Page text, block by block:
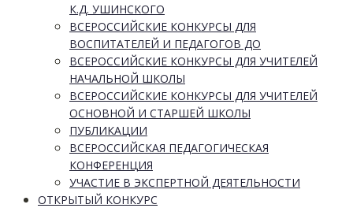
К.Д. УШИНСКОГО
ВСЕРОССИЙСКИЕ КОНКУРСЫ ДЛЯ
ВОСПИТАТЕЛЕЙ И ПЕДАГОГОВ ДО
ВСЕРОССИЙСКИЕ КОНКУРСЫ ДЛЯ УЧИТЕЛЕЙ
НАЧАЛЬНОЙ ШКОЛЫ
ВСЕРОССИЙСКИЕ КОНКУРСЫ ДЛЯ УЧИТЕЛЕЙ
ОСНОВНОЙ И СТАРШЕЙ ШКОЛЫ
ПУБЛИКАЦИИ
ВСЕРОССИЙСКАЯ ПЕДАГОГИЧЕСКАЯ
КОНФЕРЕНЦИЯ
УЧАСТИЕ В ЭКСПЕРТНОЙ ДЕЯТЕЛЬНОСТИ
ОТКРЫТЫЙ КОНКУРС